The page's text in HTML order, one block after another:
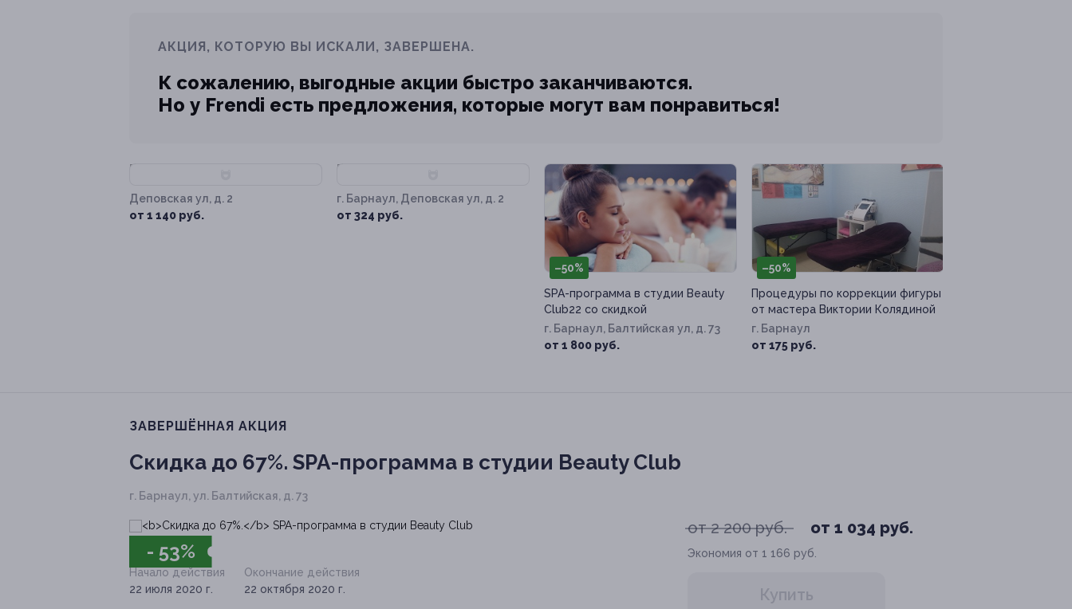
АКЦИЯ, КОТОРУЮ ВЫ ИСКАЛИ, ЗАВЕРШЕНА.
К сожалению, выгодные акции быстро заканчиваются.
Но у Frendi есть предложения, которые могут вам понравиться!
Деповская ул, д. 2
от 1 140 руб.
г. Барнаул, Деповская ул, д. 2
от 324 руб.
–50%
SPA-программа в студии Beauty
Club22 со скидкой
г. Барнаул, Балтийская ул, д. 73
от 1 800 руб.
–50%
Процедуры по коррекции фигуры
от мастера Виктории Колядиной
г. Барнаул
от 175 руб.
ЗАВЕРШЁННАЯ АКЦИЯ
Скидка до 67%. SPA-программа в студии Beauty Club
г. Барнаул, ул. Балтийская, д. 73
- 53%
от 2 200 руб. от 1 034 руб.
Экономия от 1 166 руб.
Купить
Начало действия
22 июля 2020 г.
Окончание действия
22 октября 2020 г.